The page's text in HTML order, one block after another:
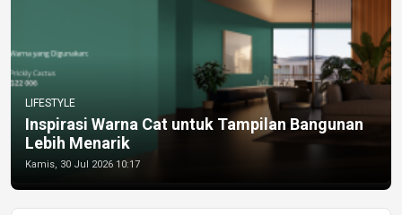
LIFESTYLE
Inspirasi Warna Cat untuk Tampilan Bangunan
Lebih Menarik
Kamis, 30 Jul 2026 10:17